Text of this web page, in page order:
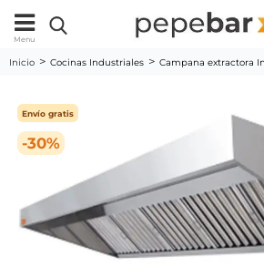
Menu
Inicio Cocinas Industriales Campana extractora
-30%
Envío gratis